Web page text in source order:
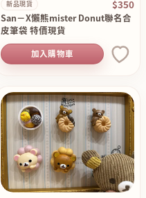
新品現貨 $350
San－X懶熊mister Donut聯名合
皮筆袋 特價現貨
加入購物車